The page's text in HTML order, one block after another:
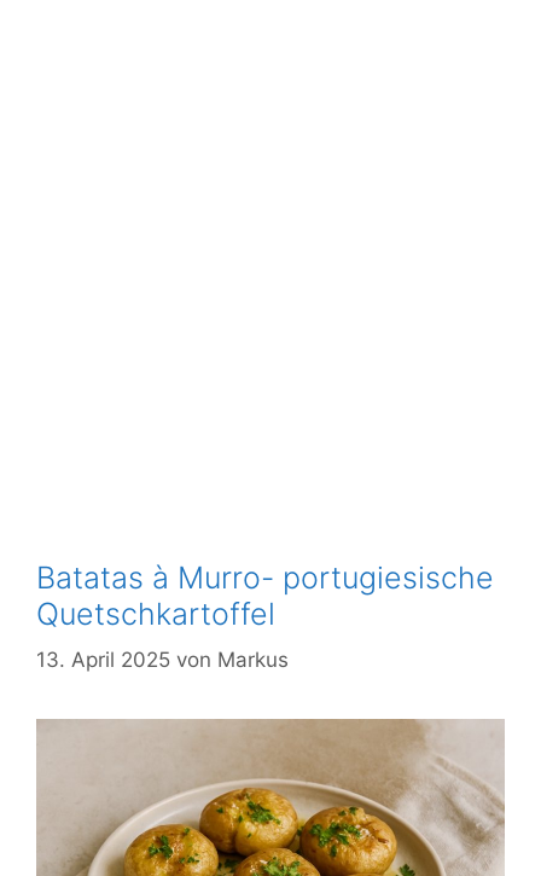
Batatas à Murro- portugiesische
Quetschkartoffel
13. April 2025 von Markus